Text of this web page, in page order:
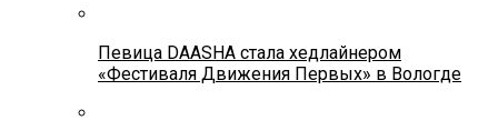
Певица DAASHA стала хедлайнером
«Фестиваля Движения Первых» в Вологде